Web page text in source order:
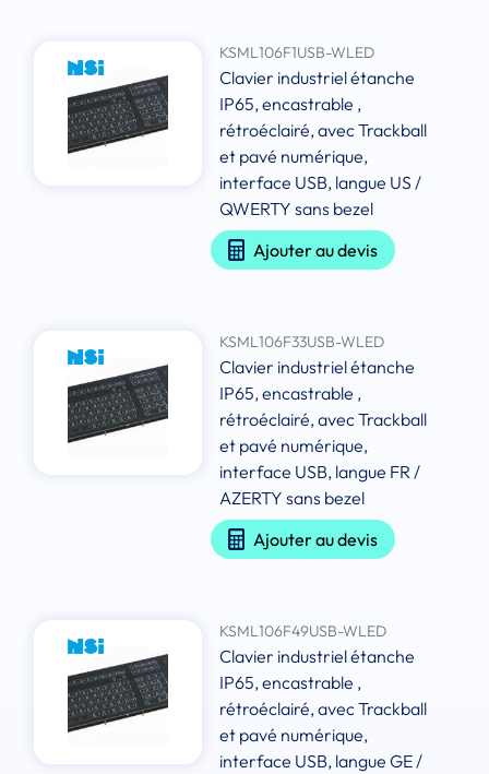
KSML106F1USB-WLED
Clavier industriel étanche
IP65, encastrable ,
rétroéclairé, avec Trackball
et pavé numérique,
interface USB, langue US /
QWERTY sans bezel
Ajouter au devis
KSML106F33USB-WLED
Clavier industriel étanche
IP65, encastrable ,
rétroéclairé, avec Trackball
et pavé numérique,
interface USB, langue FR /
AZERTY sans bezel
Ajouter au devis
KSML106F49USB-WLED
Clavier industriel étanche
IP65, encastrable ,
rétroéclairé, avec Trackball
et pavé numérique,
interface USB, langue GE /